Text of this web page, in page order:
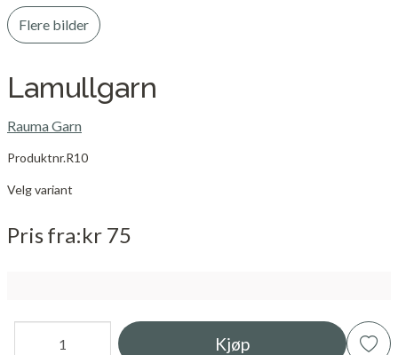
Flere bilder
Lamullgarn
Rauma Garn
Produktnr.R10
Velg variant
Prisfra kr 75
Kjøp